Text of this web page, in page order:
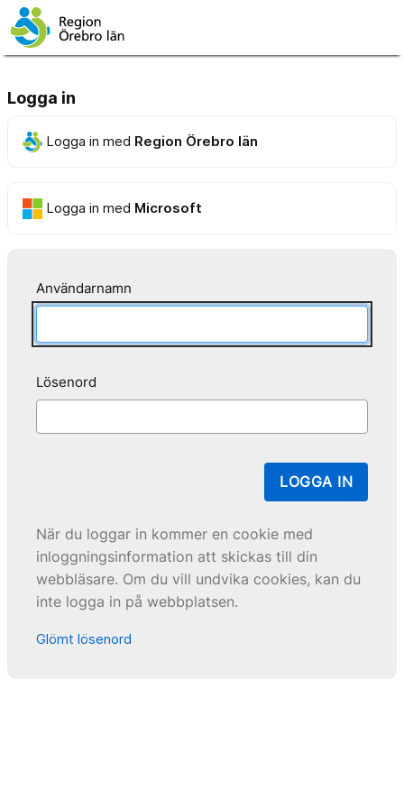
Logga in
Logga in med Region Örebro län
Logga in med Microsoft
Användarnamn
Lösenord
LOGGA IN
När du loggar in kommer en cookie med
inloggningsinformation att skickas till din
webbläsare. Om du vill undvika cookies, kan du
inte logga in på webbplatsen.
Glömt lösenord